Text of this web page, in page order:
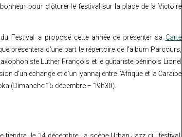
bonheur pour clôturer le festival sur la place de la Victoire
Festival a proposé cette année de présenter sa Carte
présentera d’une part le répertoire de l’album Parcours,
Luther François et le guitariste béninois Lionel
d’un échange et d’un lyannaj entre l’Afrique et la Caraïbe
(Dimanche 15 décembre – 19h30).
tiendra, le 14 décembre, la scène Urban Jazz du festival.